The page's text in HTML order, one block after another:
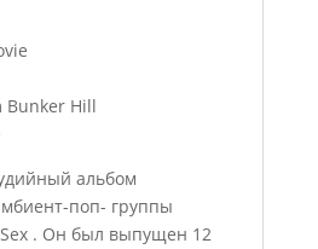
Bunker Hill
альбом
поп- группы
. Он был выпущен 12